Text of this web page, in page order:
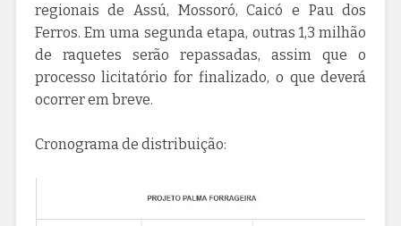
regionais de Assú, Mossoró, Caicó e Pau dos
Ferros. Em uma segunda etapa, outras 1,3 milhão
de raquetes serão repassadas, assim que o
processo licitatório for finalizado, o que deverá
ocorrer em breve.
Cronograma de distribuição: